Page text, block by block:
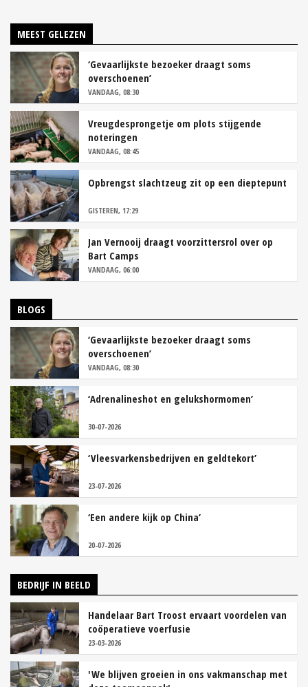
MEEST GELEZEN
‘Gevaarlijkste bezoeker draagt soms
overschoenen’
VANDAAG, 08:30
Vreugdesprongetje om plots stijgende
noteringen
VANDAAG, 08:45
Opbrengst slachtzeug zit op een dieptepunt
GISTEREN, 17:29
Jan Vernooij draagt voorzittersrol over op
Bart Camps
VANDAAG, 06:00
BLOGS
‘Gevaarlijkste bezoeker draagt soms
overschoenen’
VANDAAG, 08:30
‘Adrenalineshot en gelukshormomen’
30-07-2026
‘Vleesvarkensbedrijven en geldtekort’
23-07-2026
‘Een andere kijk op China’
20-07-2026
BEDRIJF IN BEELD
Handelaar Bart Troost ervaart voordelen van
coöperatieve voerfusie
23-03-2026
'We blijven groeien in ons vakmanschap met